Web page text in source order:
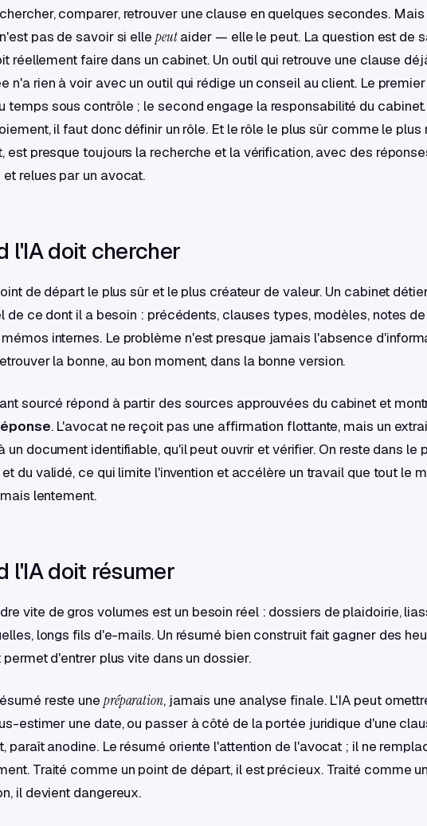
comparer, retrouver une clause en quelques secondes.
pas de savoir si elle peutaider — elle le peut. La question est de
réellement faire dans un cabinet. Un outil qui retrouve une clause
n'a rien à voir avec un outil qui rédige un conseil au client. Le
temps sous contrôle ; le second engage la responsabilité du
il faut donc définir un rôle. Et le rôle le plus sûr comme le plus
est presque toujours la recherche et la vérification, avec des
relues par un avocat.
l'IA doit chercher
de départ le plus sûr et le plus créateur de valeur. Un cabinet
de ce dont il a besoin : précédents, clauses types, modèles, notes de
internes. Le problème n'est presque jamais l'absence
la bonne, au bon moment, dans la bonne version.
sourcé répond à partir des sources approuvées du cabinet et
. L'avocat ne reçoit pas une affirmation flottante, mais un
un document identifiable, qu'il peut ouvrir et vérifier. On reste dans le
et du validé, ce qui limite l'invention et accélère un travail que tout le
lentement.
l'IA doit résumer
vite de gros volumes est un besoin réel : dossiers de plaidoirie,
longs fils d'e-mails. Un résumé bien construit fait gagner des
d'entrer plus vite dans un dossier.
reste une préparation, jamais une analyse finale. L'IA peut
estimer une date, ou passer à côté de la portée juridique d'une
paraît anodine. Le résumé oriente l'attention de l'avocat ; il ne
Traité comme un point de départ, il est précieux. Traité comme
il devient dangereux.